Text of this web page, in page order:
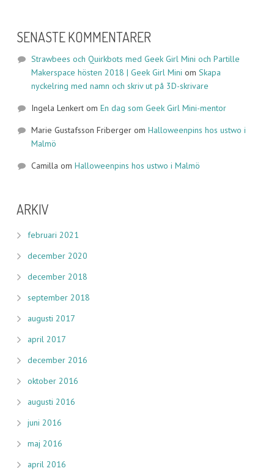
SENASTE KOMMENTARER
Strawbees och Quirkbots med Geek Girl Mini och Partille
Makerspace hösten 2018 | Geek Girl Mini om Skapa
nyckelring med namn och skriv ut på 3D-skrivare
Ingela Lenkertom En dag som Geek Girl Mini-mentor
Marie Gustafsson Fribergerom Halloweenpins hos ustwo i
Malmö
Camilla om Halloweenpins hos ustwo i Malmö
ARKIV
februari 2021
december 2020
december 2018
september 2018
augusti 2017
april 2017
december 2016
oktober 2016
augusti 2016
juni 2016
maj 2016
april 2016